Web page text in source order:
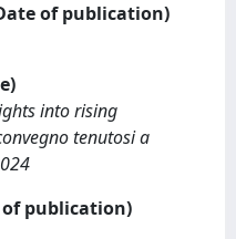
of publication)
into rising
tenutosi a
of publication)